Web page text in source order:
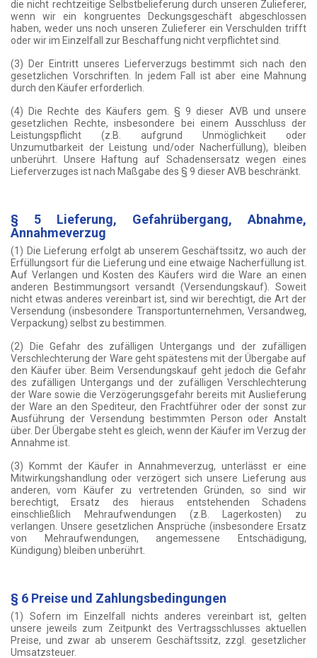
die nicht rechtzeitige Selbstbelieferung durch unseren Zulieferer,
wenn wir ein kongruentes Deckungsgeschäft abgeschlossen
haben, weder uns noch unseren Zulieferer ein Verschulden trifft
oder wir im Einzelfall zur Beschaffung nicht verpflichtet sind.
(3) Der Eintritt unseres Lieferverzugs bestimmt sich nach den
gesetzlichen Vorschriften. In jedem Fall ist aber eine Mahnung
durch den Käufer erforderlich.
(4) Die Rechte des Käufers gem. § 9 dieser AVB und unsere
gesetzlichen Rechte, insbesondere bei einem Ausschluss der
Leistungspflicht (z.B. aufgrund Unmöglichkeit oder
Unzumutbarkeit der Leistung und/oder Nacherfüllung), bleiben
unberührt. Unsere Haftung auf Schadensersatz wegen eines
Lieferverzuges ist nach Maßgabe des § 9 dieser AVB beschränkt.
§ 5 Lieferung, Gefahrübergang, Abnahme,
Annahmeverzug
(1) Die Lieferung erfolgt ab unserem Geschäftssitz, wo auch der
Erfüllungsort für die Lieferung und eine etwaige Nacherfüllung ist.
Auf Verlangen und Kosten des Käufers wird die Ware an einen
anderen Bestimmungsort versandt (Versendungskauf). Soweit
nicht etwas anderes vereinbart ist, sind wir berechtigt, die Art der
Versendung (insbesondere Transportunternehmen, Versandweg,
Verpackung) selbst zu bestimmen.
(2) Die Gefahr des zufälligen Untergangs und der zufälligen
Verschlechterung der Ware geht spätestens mit der Übergabe auf
den Käufer über. Beim Versendungskauf geht jedoch die Gefahr
des zufälligen Untergangs und der zufälligen Verschlechterung
der Ware sowie die Verzögerungsgefahr bereits mit Auslieferung
der Ware an den Spediteur, den Frachtführer oder der sonst zur
Ausführung der Versendung bestimmten Person oder Anstalt
über. Der Übergabe steht es gleich, wenn der Käufer im Verzug der
Annahme ist.
(3) Kommt der Käufer in Annahmeverzug, unterlässt er eine
Mitwirkungshandlung oder verzögert sich unsere Lieferung aus
anderen, vom Käufer zu vertretenden Gründen, so sind wir
berechtigt, Ersatz des hieraus entstehenden Schadens
einschließlich Mehraufwendungen (z.B. Lagerkosten) zu
verlangen. Unsere gesetzlichen Ansprüche (insbesondere Ersatz
von Mehraufwendungen, angemessene Entschädigung,
Kündigung) bleiben unberührt.
§ 6 Preise und Zahlungsbedingungen
(1) Sofern im Einzelfall nichts anderes vereinbart ist, gelten
unsere jeweils zum Zeitpunkt des Vertragsschlusses aktuellen
Preise, und zwar ab unserem Geschäftssitz, zzgl. gesetzlicher
Umsatzsteuer.